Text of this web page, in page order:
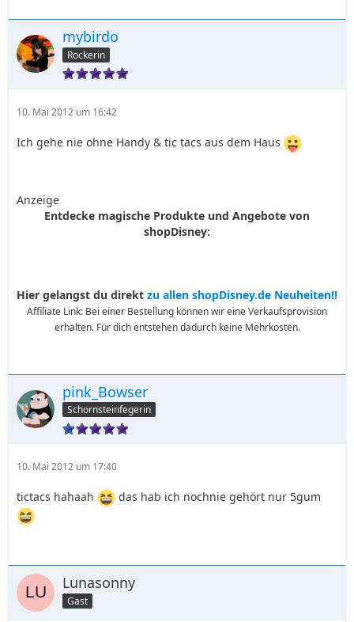
mybirdo
Rockerin
10. Mai 2012 um 16:42
Ich gehe nie ohne Handy & tic tacs aus dem Haus
Anzeige
Entdecke magische Produkte und Angebote von
shopDisney:
Hier gelangst du direkt zu allen shopDisney.de Neuheiten!!
Affiliate Link: Bei einer Bestellung können wir eine Verkaufsprovision
erhalten. Für dich entstehen dadurch keine Mehrkosten.
pink_Bowser
Schornsteinfegerin
10. Mai 2012 um 17:40
tictacs hahaah das hab ich nochnie gehört nur 5gum
Lunasonny
Gast